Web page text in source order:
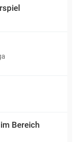
Bereich